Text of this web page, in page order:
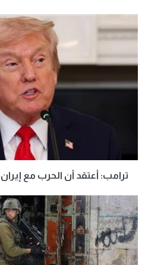
ترامب: أعتقد أن الحرب مع